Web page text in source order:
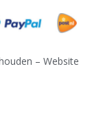
– Website